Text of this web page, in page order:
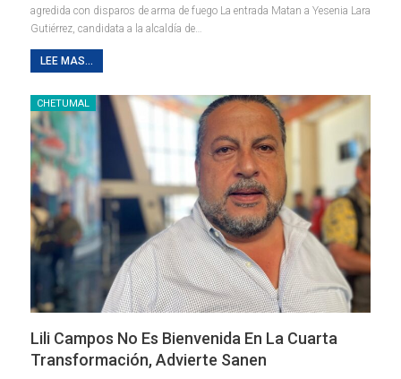
agredida con disparos de arma de fuego La entrada Matan a Yesenia Lara
Gutiérrez, candidata a la alcaldía de…
LEE MAS...
CHETUMAL
Lili Campos No Es Bienvenida En La Cuarta
Transformación, Advierte Sanen